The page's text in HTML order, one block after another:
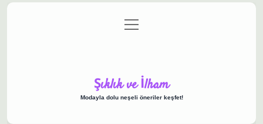
Gizlilik Politikası
menüyü
aç
Şıklık ve İlham
Modayla dolu neşeli öneriler keşfet!